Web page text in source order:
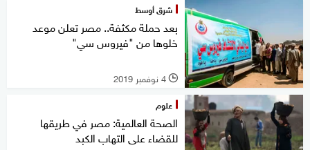
شرق أوسط
بعد حملة مكثفة.. مصر تعلن موعد
خلوها من "فيروس سي"
l 4 نوفمبر 2019
علوم
الصحة العالمية: مصر في طريقها
للقضاء على التهاب الكبد